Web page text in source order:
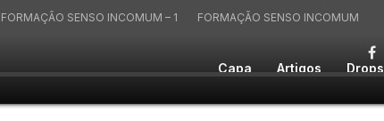
Capa Artigos Drops
FORMAÇÃO SENSO INCOMUM – 1 FORMAÇÃO SENSO INCOMUM